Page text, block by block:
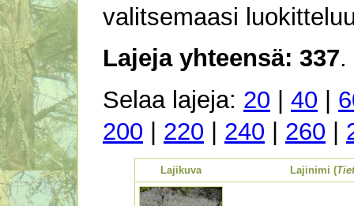
valitsemaasi
Lajeja yhteensä: 337.
Selaa lajeja: 20 40
200
220 240 260
Lajikuva Lajinimi (